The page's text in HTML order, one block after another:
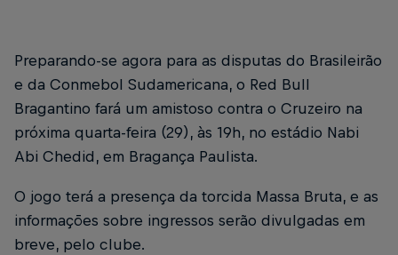
Preparando-se agora para as disputas do Brasileirão
e da Conmebol Sudamericana, o Red Bull
Bragantino fará um amistoso contra o Cruzeiro na
próxima quarta-feira (29), às 19h, no estádio Nabi
Abi Chedid, em Bragança Paulista.
O jogo terá a presença da torcida Massa Bruta, e as
informações sobre ingressos serão divulgadas em
breve, pelo clube.